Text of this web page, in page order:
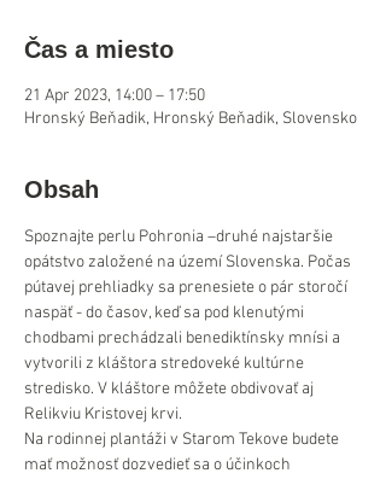
Čas a miesto
21 Apr 2023, 14:00 – 17:50
Hronský Beňadik, Hronský Beňadik, Slovensko
Obsah
Spoznajte perlu Pohronia –druhé najstaršie
opátstvo založené na území Slovenska. Počas
pútavej prehliadky sa prenesiete o pár storočí
naspäť - do časov, keď sa pod klenutými
chodbami prechádzali benediktínsky mnísi a
vytvorili z kláštora stredoveké kultúrne
stredisko. V kláštore môžete obdivovať aj
Relikviu Kristovej krvi.
Na rodinnej plantáži v Starom Tekove budete
mať možnosť dozvedieť sa o účinkoch